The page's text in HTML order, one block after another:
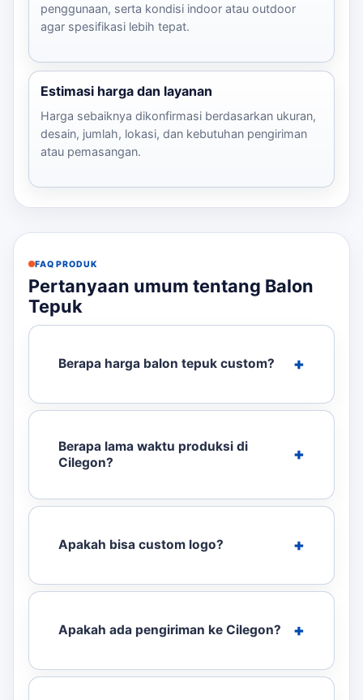
penggunaan, serta kondisi indoor atau outdoor
agar spesifikasi lebih tepat.
Estimasi harga dan layanan
Harga sebaiknya dikonfirmasi berdasarkan ukuran,
desain, jumlah, lokasi, dan kebutuhan pengiriman
atau pemasangan.
FAQ PRODUK
Pertanyaan umum tentang Balon
Tepuk
Berapa harga balon tepuk custom?
Berapa lama waktu produksi di
Cilegon?
Apakah bisa custom logo?
Apakah ada pengiriman ke Cilegon?